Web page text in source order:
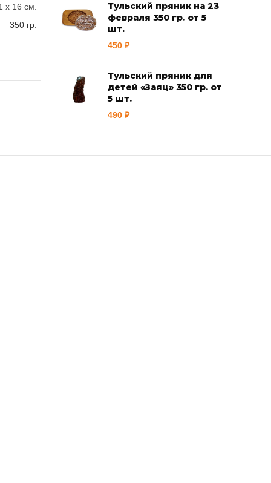
х 16 см.
350 гр.
Тульский пряник на 23
февраля 350 гр. от 5
шт.
450 ₽
Тульский пряник для
детей «Заяц» 350 гр. от
5 шт.
490 ₽